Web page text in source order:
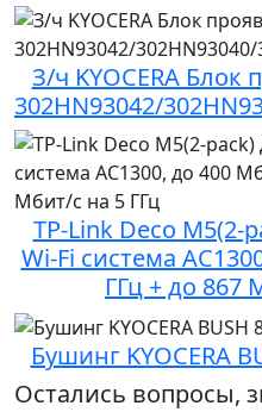
З/ч KYOCERA Блок
302HN93042/
TP-Link Deco
Wi-Fi система
ГГц + до 867
Бушинг KYOCERA
Остались вопросы,